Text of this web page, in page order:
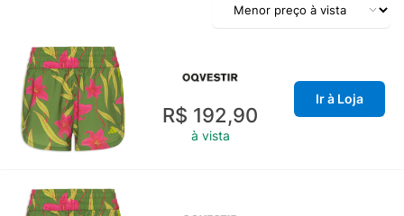
R$ 192,90
à vista
Ir à Loja